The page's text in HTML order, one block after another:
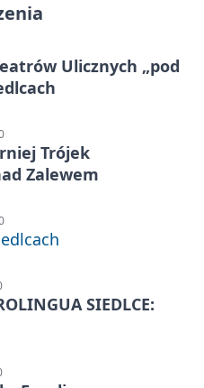
Ulicznych „pod
Trójek
Zalewem
SIEDLCE: